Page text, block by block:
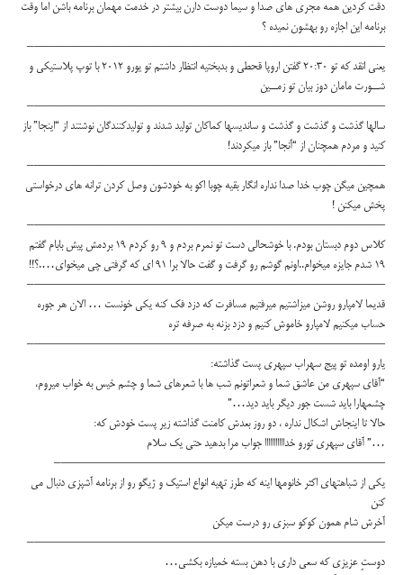
دقت كردين همه مجري هاي صدا و سيما دوست دارن بيشتر در خدمت مهمان برنامه باشن اما وقت
برنامه اين اجازه رو بهشون نميده ؟
——————————————————————————–
يعني انقد كه تو 20:30 گفتن اروپا قحطي و بدبختيه انتظار داشتم تو يورو 2012 با توپ پلاستيكي و
شــورت مامان دوز بيان تو زمــين
——————————————————————————–
سالها گذشت و گذشت و گذشت و سانديسها كماكان توليد شدند و توليدكنندگان نوشتند از “اينجا” باز
كنيد و مردم همچنان از “آنجا” باز ميكردند!
——————————————————————————–
همچين ميگن چوب خدا صدا نداره انگار بقيه چوبا اكو به خودشون وصل كردن ترانه هاي درخواستي
پخش ميكنن !
——————————————————————————–
كلاس دوم دبستان بودم. با خوشحالي دست تو نمرم بردم و 9 رو كردم 19 بردمش پيش بابام گفتم
19 شدم جايزه ميخوام..اونم گوشم رو گرفت و گفت حالا برا 91 ای كه گرفتي چي ميخواي….؟!!
——————————————————————————–
قديما لامپارو روشن ميزاشتيم ميرفتيم مسافرت كه دزد فك كنه يكي خونست … الان هر جوره
حساب ميكنيم لامپارو خاموش كنيم و دزد بزنه به صرفه تره
——————————————————————————–
يارو اومده تو پيج سهراب سپهري پست گذاشته:
“آقاي سپهري من عاشق شما و شعراتونم شب ها با شعرهاي شما و چشم خيس به خواب ميروم،
چشمهارا بايد شست جور ديگر بايد ديد…”
حالا تا اينجاش اشكال نداره ، دو روز بعدش كامنت گذاشته زير پست خودش كه:
…” آقاي سپهري تورو خدااااااااااا جواب مرا بدهيد حتي يك سلام
————————————————————————–
يكي از شباهتهاي اكثر خانومها اينه كه طرز تهيه انواع استيك و ژيگو رو از برنامه آشپزي دنبال مي
كنن
آخرش شام همون كوكو سبزي رو درست ميكن
——————————————————————————–
دوستِ عزيزي كه سعي داري با دهن بسته خميازه بكشي…